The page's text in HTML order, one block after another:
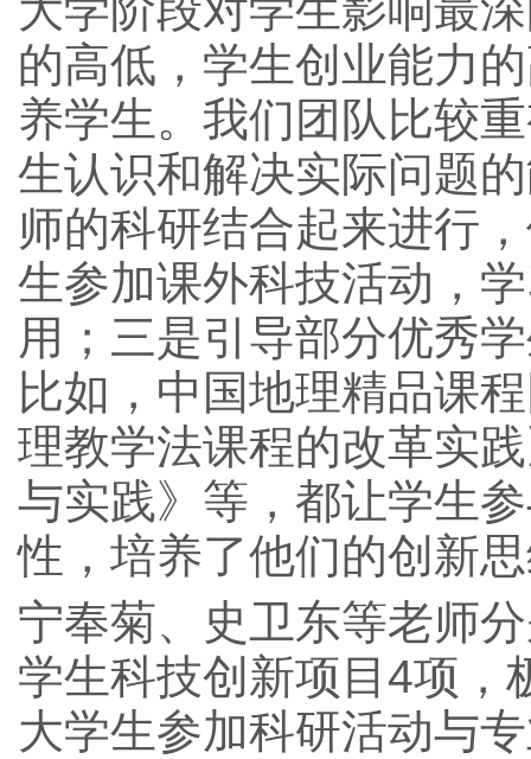
的高低，学生创业能力
养学生。我们团队比较
生认识和解决实际问题
师的科研结合起来进行
生参加课外科技活动，
用；三是引导部分优秀
比如，中国地理精品课
理教学法课程的改革实
与实践》等，都让学生
性，培养了他们的创新
宁奉菊、史卫东等老师
学生科技创新项目4项，
大学生参加科研活动与